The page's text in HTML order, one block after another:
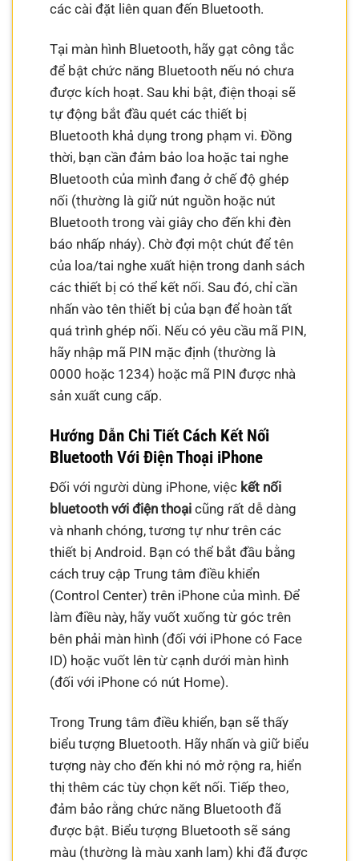
các cài đặt liên quan đến Bluetooth.
Tại màn hình Bluetooth, hãy gạt công tắc
để bật chức năng Bluetooth nếu nó chưa
được kích hoạt. Sau khi bật, điện thoại sẽ
tự động bắt đầu quét các thiết bị
Bluetooth khả dụng trong phạm vi. Đồng
thời, bạn cần đảm bảo loa hoặc tai nghe
Bluetooth của mình đang ở chế độ ghép
nối (thường là giữ nút nguồn hoặc nút
Bluetooth trong vài giây cho đến khi đèn
báo nhấp nháy). Chờ đợi một chút để tên
của loa/tai nghe xuất hiện trong danh sách
các thiết bị có thể kết nối. Sau đó, chỉ cần
nhấn vào tên thiết bị của bạn để hoàn tất
quá trình ghép nối. Nếu có yêu cầu mã PIN,
hãy nhập mã PIN mặc định (thường là
0000 hoặc 1234) hoặc mã PIN được nhà
sản xuất cung cấp.
Hướng Dẫn Chi Tiết Cách Kết Nối
Bluetooth Với Điện Thoại iPhone
Đối với người dùng iPhone, việc kết nối
bluetooth với điện thoại cũng rất dễ dàng
và nhanh chóng, tương tự như trên các
thiết bị Android. Bạn có thể bắt đầu bằng
cách truy cập Trung tâm điều khiển
(Control Center) trên iPhone của mình. Để
làm điều này, hãy vuốt xuống từ góc trên
bên phải màn hình (đối với iPhone có Face
ID) hoặc vuốt lên từ cạnh dưới màn hình
(đối với iPhone có nút Home).
Trong Trung tâm điều khiển, bạn sẽ thấy
biểu tượng Bluetooth. Hãy nhấn và giữ biểu
tượng này cho đến khi nó mở rộng ra, hiển
thị thêm các tùy chọn kết nối. Tiếp theo,
đảm bảo rằng chức năng Bluetooth đã
được bật. Biểu tượng Bluetooth sẽ sáng
màu (thường là màu xanh lam) khi đã được